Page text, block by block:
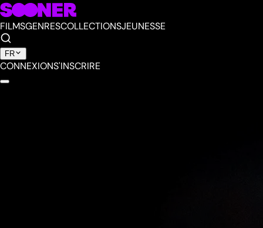
FILMSGENRESCOLLECTIONSJEUNESSE
FR
CONNEXIONS'INSCRIRE